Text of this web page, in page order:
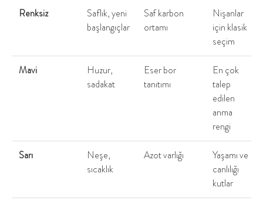
Renksiz
Saflık, yeni
başlangıçlar
Saf karbon
ortamı
Nişanlar
için klasik
seçim
Mavi
Huzur,
sadakat
Eser bor
tanıtımı
En çok
talep
edilen
anma
rengi
Sarı
Neşe,
sıcaklık
Azot varlığı
Yaşamı ve
canlılığı
kutlar